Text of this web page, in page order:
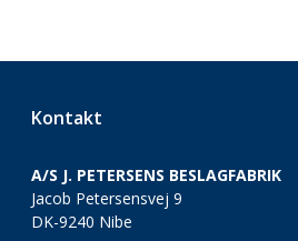
Kontakt
A/S J. PETERSENS BESLAGFABRIK
Jacob Petersensvej 9
DK-9240 Nibe